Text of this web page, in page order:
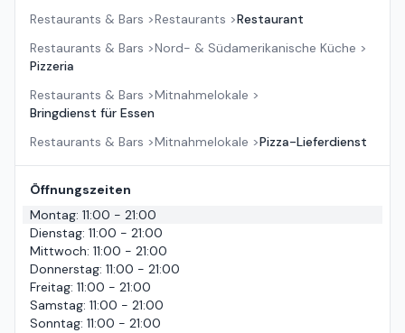
Restaurants & Bars >Restaurants >Restaurant
Restaurants & Bars >Nord- & Südamerikanische Küche >
Pizzeria
Restaurants & Bars >Mitnahmelokale >
Bringdienst für Essen
Restaurants & Bars >Mitnahmelokale >Pizza-Lieferdienst
Öffnungszeiten
Montag: 11:00 - 21:00
Dienstag: 11:00 - 21:00
Mittwoch: 11:00 - 21:00
Donnerstag: 11:00 - 21:00
Freitag: 11:00 - 21:00
Samstag: 11:00 - 21:00
Sonntag: 11:00 - 21:00